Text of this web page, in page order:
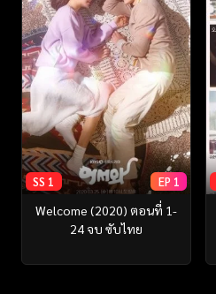
SS 1 EP 1
Welcome (2020) ตอนที่ 1-
24 จบ ซับไทย